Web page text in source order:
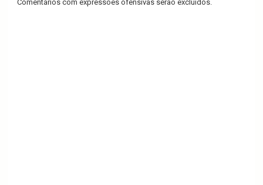
Comentários com expressões ofensivas serão excluídos.